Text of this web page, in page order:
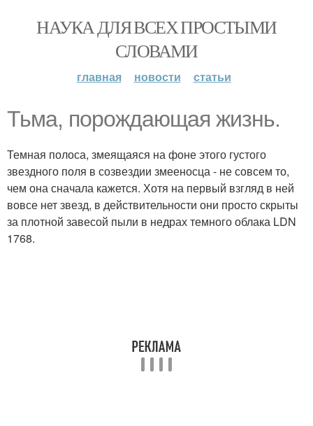
НАУКА ДЛЯ ВСЕХ ПРОСТЫМИ
СЛОВАМИ
главная новости статьи
Тьма, порождающая жизнь.
Темная полоса, змеящаяся на фоне этого густого
звездного поля в созвездии змееносца - не совсем то,
чем она сначала кажется. Хотя на первый взгляд в ней
вовсе нет звезд, в действительности они просто скрыты
за плотной завесой пыли в недрах темного облака LDN
1768.